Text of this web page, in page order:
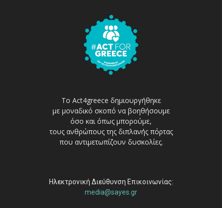
Το Act4greece δημιουργήθηκε
με μοναδικό σκοπό να βοηθήσουμε
όσο και όπως μπορούμε,
τους ανθρώπους της διπλανής πόρτας
που αντιμετωπίζουν δυσκολίες.
Ηλεκτρονική Διεύθυνση Επικοινωνίας:
media@sayes.gr